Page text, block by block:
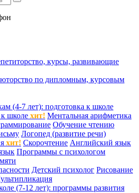
курсы, развивающие
по дипломным, курсовым
(4-7 лет): подготовка к школе
школе хит! Ментальная арифметика
Обучение чтению
Логопед (развитие речи)
хит! Скорочтение Английский язык
Программы с психологом
Детский психолог Рисование
(7-12 лет): программы развития